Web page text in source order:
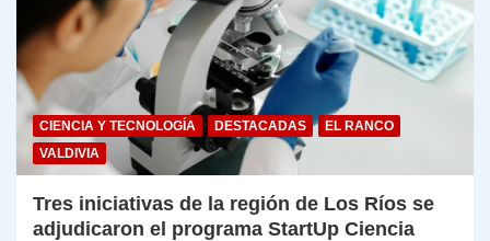
CIENCIA Y TECNOLOGÍA DESTACADAS
EL RANCO
VALDIVIA
Tres iniciativas de la región de Los Ríos se
adjudicaron el programa StartUp Ciencia